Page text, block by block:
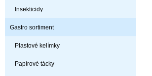
Insekticidy
Gastro sortiment
Plastové kelímky
Papírové tácky